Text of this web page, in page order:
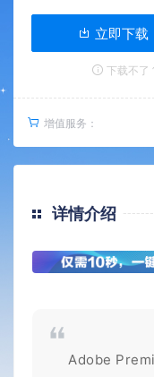
立即下载
下载不了
增值服务：
详情介绍
Adobe